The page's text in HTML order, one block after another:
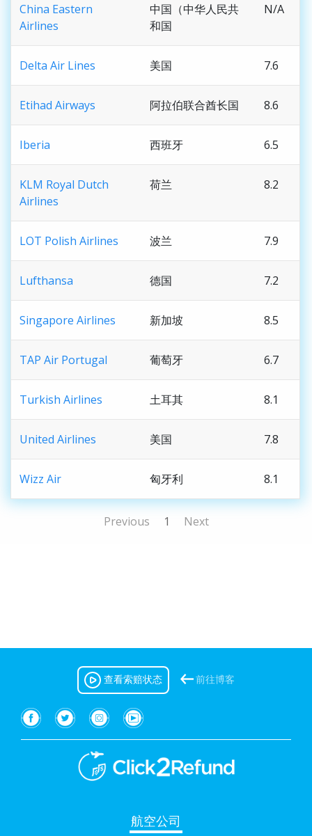
China Eastern
Airlines
中国（中华人民共
和国
N/A
Delta Air Lines 美国 7.6
Etihad Airways 阿拉伯联合酋长国 8.6
Iberia 西班牙 6.5
KLM Royal Dutch
Airlines
荷兰 8.2
LOT Polish Airlines 波兰 7.9
Lufthansa 德国 7.2
Singapore Airlines 新加坡 8.5
TAP Air Portugal 葡萄牙 6.7
Turkish Airlines 土耳其 8.1
United Airlines 美国 7.8
Wizz Air 匈牙利 8.1
Previous 1 Next
查看索赔状态 前往博客
航空公司